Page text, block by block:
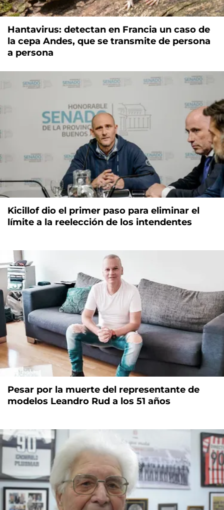
Hantavirus: detectan en Francia un caso de
la cepa Andes, que se transmite de persona
a persona
Kicillof dio el primer paso para eliminar el
límite a la reelección de los intendentes
Pesar por la muerte del representante de
modelos Leandro Rud a los 51 años